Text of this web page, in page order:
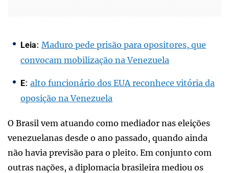
Leia: Maduro pede prisão para opositores, que
convocam mobilização na Venezuela
E: alto funcionário dos EUA reconhece vitória da
oposição na Venezuela
O Brasil vem atuando como mediador nas eleições
venezuelanas desde o ano passado, quando ainda
não havia previsão para o pleito. Em conjunto com
outras nações, a diplomacia brasileira mediou os